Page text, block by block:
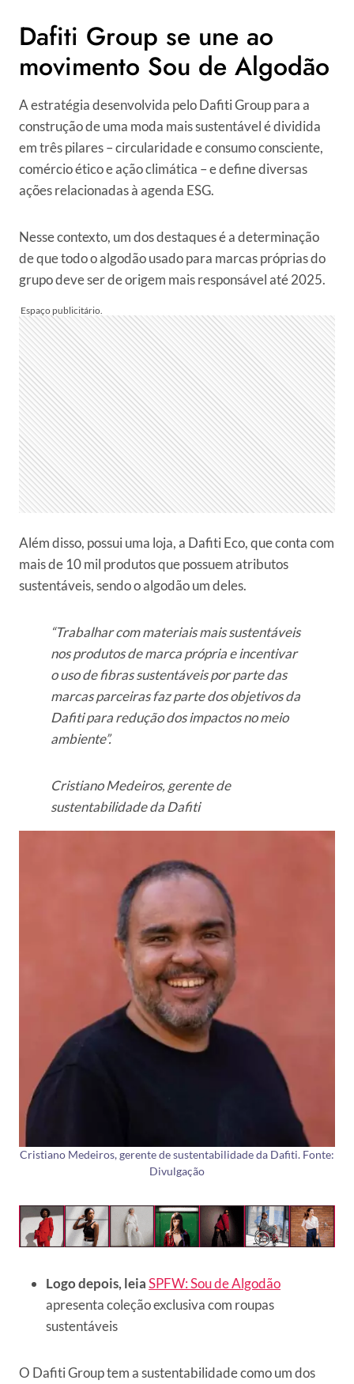
Dafiti Group se une ao
movimento Sou de Algodão
A estratégia desenvolvida pelo Dafiti Group para a
construção de uma moda mais sustentável é dividida
em três pilares – circularidade e consumo consciente,
comércio ético e ação climática – e define diversas
ações relacionadas à agenda ESG.
Nesse contexto, um dos destaques é a determinação
de que todo o algodão usado para marcas próprias do
grupo deve ser de origem mais responsável até 2025.
Além disso, possui uma loja, a Dafiti Eco, que conta com
mais de 10 mil produtos que possuem atributos
sustentáveis, sendo o algodão um deles.
“Trabalhar com materiais mais sustentáveis
nos produtos de marca própria e incentivar
o uso de fibras sustentáveis por parte das
marcas parceiras faz parte dos objetivos da
Dafiti para redução dos impactos no meio
ambiente”.
Cristiano Medeiros, gerente de
sustentabilidade da Dafiti
Cristiano Medeiros, gerente de sustentabilidade da Dafiti. Fonte:
Divulgação
Logo depois, leiaSPFW: Sou de Algodão
apresenta coleção exclusiva com roupas
sustentáveis
O Dafiti Group tem a sustentabilidade como um dos